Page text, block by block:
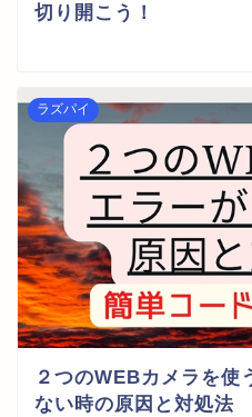
切り開こう！
ラズパイ
２つのWEBカメラを使
ない時の原因と対処法